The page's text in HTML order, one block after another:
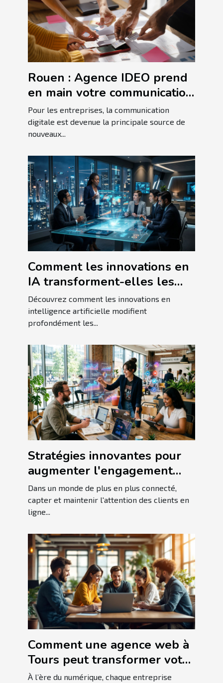
Rouen : Agence IDEO prend
en main votre communication
!Pour les entreprises, la communication
digitale est devenue la principale source de
nouveaux...
Comment les innovations en
IA transforment-elles les
pratiques commerciales
actuelles ?
Découvrez comment les innovations en
intelligence artificielle modifient
profondément les...
Stratégies innovantes pour
augmenter l'engagement
client en ligne
Dans un monde de plus en plus connecté,
capter et maintenir l'attention des clients en
ligne...
Comment une agence web à
Tours peut transformer votre
entreprise locale
À l’ère du numérique, chaque entreprise